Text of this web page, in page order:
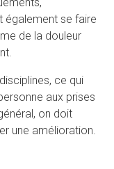
également se faire
de la douleur
ce qui
aux prises
on doit
une amélioration.